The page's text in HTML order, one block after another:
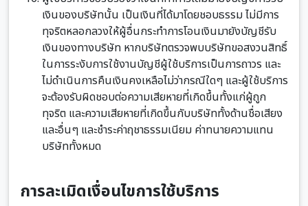
เงินของบริษัทนั้น เป็นเงินที่ได้มาโดยชอบธรรม ไม่มีการ
ทุจริตหลอกลวงให้ผู้อื่นกระทำการโอนเงินมายังบัญชีรับ
เงินของทางบริษัท หากบริษัทตรวจพบบริษัทขอสงวนสิทธิ์
ในการระงับการใช้งานบัญชีผู้ใช้บริการเป็นการถาวร และ
ไม่ดำเนินการคืนเงินคงเหลือไม่ว่ากรณีใดๆ และผู้ใช้บริการ
จะต้องรับผิดชอบต่อความเสียหายที่เกิดขึ้นทั้งแก่ผู้ถูก
ทุจริต และความเสียหายที่เกิดขึ้นกับบริษัททั้งด้านชื่อเสียง
และอื่นๆ และชำระค่าฤชาธรรมเนียม ค่าทนายความแทน
บริษัททั้งหมด
การละเมิดเงื่อนไขการใช้บริการ